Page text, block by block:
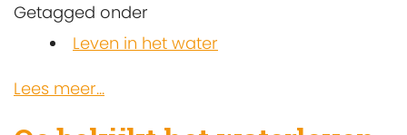
Getagged onder
Leven in het water
Lees meer...